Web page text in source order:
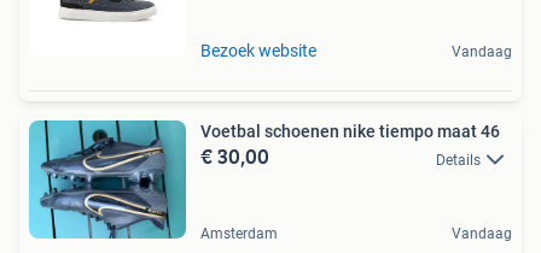
Bezoek website Vandaag
Voetbal schoenen nike tiempo maat 46
€ 30,00 Details
Amsterdam Vandaag